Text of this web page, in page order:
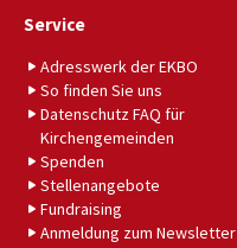
Service
Adresswerk der EKBO
So finden Sie uns
Datenschutz FAQ für
Kirchengemeinden
Spenden
Stellenangebote
Fundraising
Anmeldung zum Newsletter